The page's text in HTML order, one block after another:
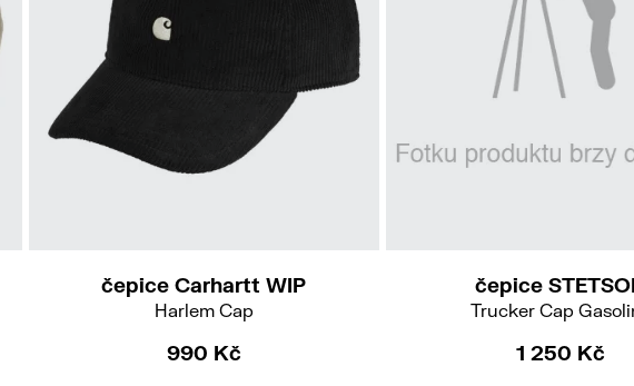
čepice Carhartt WIP
Harlem Cap
990 Kč
čepice
Trucker Cap
1 250 Kč